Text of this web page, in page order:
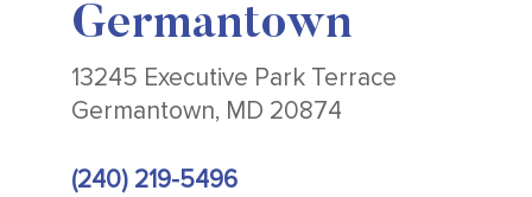
Germantown
13245 Executive Park Terrace
Germantown, MD 20874
(240) 219-5496